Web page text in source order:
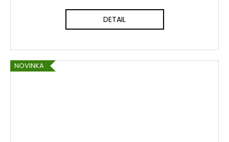
DETAIL
NOVINKA